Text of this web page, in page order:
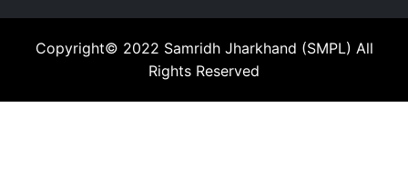
Copyright© 2022 Samridh Jharkhand (SMPL) All
Rights Reserved